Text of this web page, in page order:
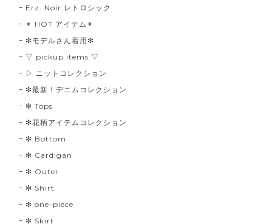
Erz. Noir レトロシック
✴︎ HOT アイテム✴︎
❇︎モデルさん着用❇︎
▽ pickup items ▽
▷ ニットコレクション
❇︎最新！デニムコレクション
❇︎ Tops
❇︎花柄アイテムコレクション
❇︎ Bottom
❇︎ Cardigan
❇︎ Outer
❇︎ Shirt
❇︎ one-piece
❇︎ Skirt